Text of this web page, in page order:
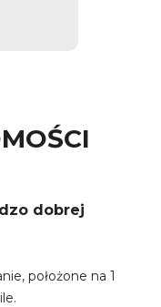
dobrej
położone na 1